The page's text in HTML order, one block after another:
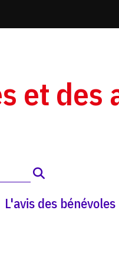
et des
L'avis des bénévoles